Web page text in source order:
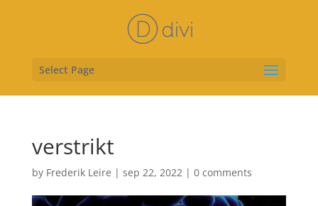
Select Page
verstrikt
by Frederik Leire | sep 22, 2022| 0 comments